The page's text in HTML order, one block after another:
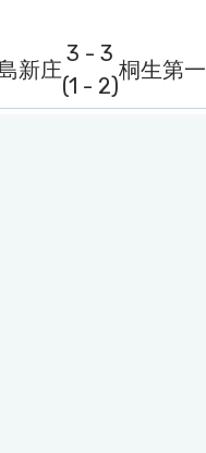
新庄
3 - 3
(1 - 2)
桐生第一